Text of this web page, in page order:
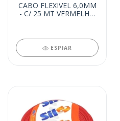
CABO FLEXIVEL 6,0MM
- C/ 25 MT VERMELHO
ESPIAR